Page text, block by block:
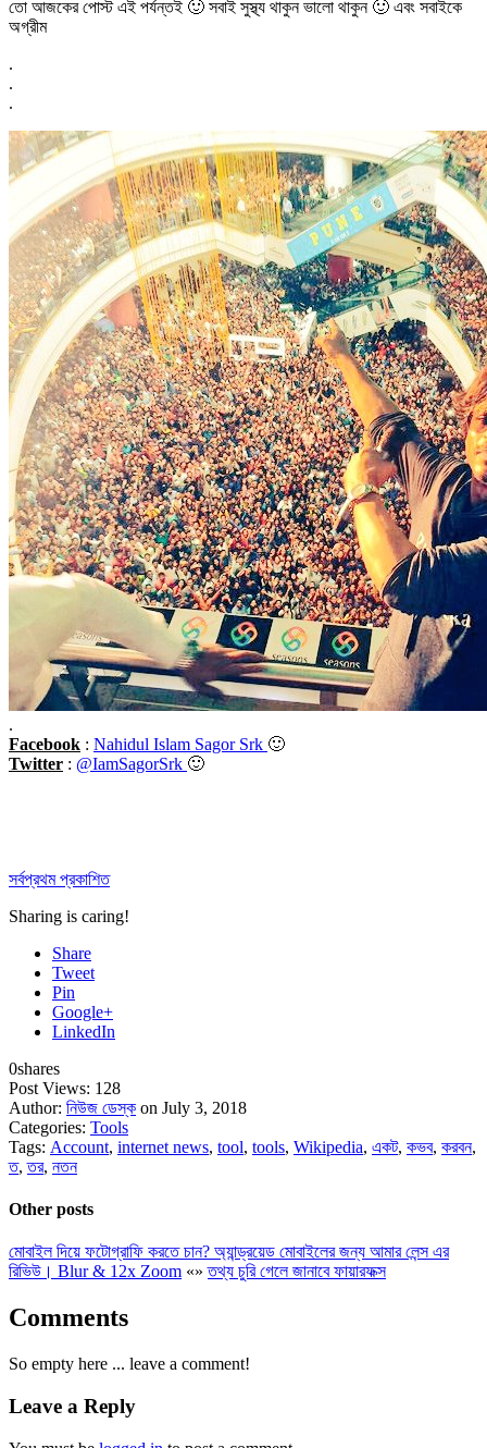
তো আজকের পোস্ট এই পর্যন্তই 🙂 সবাই সুস্থ্য থাকুন ভালো থাকুন 🙂 এবং সবাইকে
অগ্রীম
.
.
.
.
Facebook : Nahidul Islam Sagor Srk 🙂
Twitter : @IamSagorSrk 🙂
সর্বপ্রথম প্রকাশিত
Sharing is caring!
Share
Tweet
Pin
Google+
LinkedIn
0shares
Post Views: 128
Author: নিউজ ডেস্ক on July 3, 2018
Categories: Tools
Tags: Account, internet news, tool, tools, Wikipedia, একট, কভব, করবন,
ত,তর, নতন
Other posts
মোবাইল দিয়ে ফটোগ্রাফি করতে চান? অ্যান্ড্রয়েড মোবাইলের জন্য আমার লেন্স এর
রিভিউ। Blur & 12x Zoom «»তথ্য চুরি গেলে জানাবে ফায়ারফক্স
Comments
So empty here ... leave a comment!
Leave a Reply